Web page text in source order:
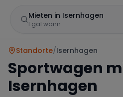
Mieten in Isernhagen
Egal wann
Standorte/Isernhagen
Sportwagen
Isernhagen